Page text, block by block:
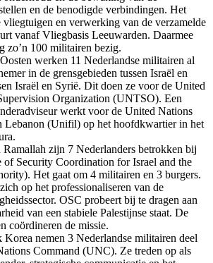
en de benodigde verbindingen. Het
vliegtuigen en verwerking van de verzamelde
vanaf Vliegbasis Leeuwarden. Daarmee
zo’n 100 militairen bezig.
werken 11 Nederlandse militairen al
in de grensgebieden tussen Israël en
Israël en Syrië. Dit doen ze voor de United
Organization (UNTSO). Een
werkt voor de United Nations
Lebanon (Unifil) op het hoofdkwartier in het
Ramallah zijn 7 Nederlanders betrokken bij
of Security Coordination for Israel and the
). Het gaat om 4 militairen en 3 burgers.
op het professionaliseren van de
OSC probeert bij te dragen aan
van een stabiele Palestijnse staat. De
coördineren de missie.
nemen 3 Nederlandse militairen deel
Command (UNC). Ze treden op als